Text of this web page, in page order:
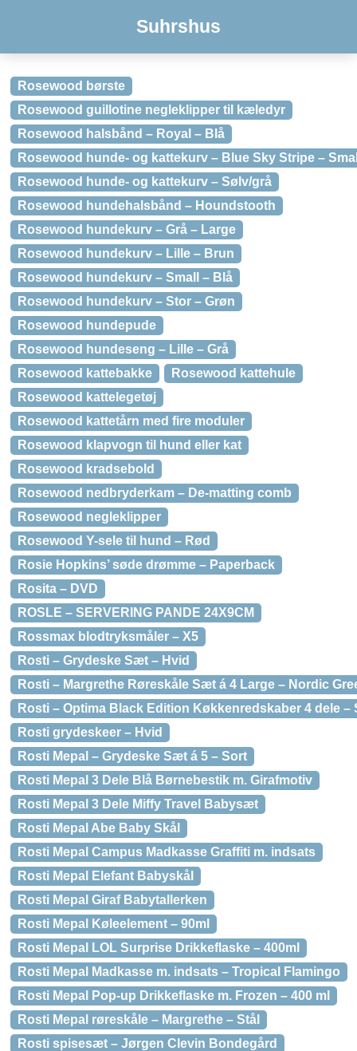
Suhrshus
Rosewood børste
Rosewood guillotine negleklipper til kæledyr
Rosewood halsbånd – Royal – Blå
Rosewood hunde- og kattekurv – Blue Sky Stripe –
Rosewood hunde- og kattekurv – Sølv/grå
Rosewood hundehalsbånd – Houndstooth
Rosewood hundekurv – Grå – Large
Rosewood hundekurv – Lille – Brun
Rosewood hundekurv – Small – Blå
Rosewood hundekurv – Stor – Grøn
Rosewood hundepude
Rosewood hundeseng – Lille – Grå
Rosewood kattebakke
Rosewood kattehule
Rosewood kattelegetøj
Rosewood kattetårn med fire moduler
Rosewood klapvogn til hund eller kat
Rosewood kradsebold
Rosewood nedbryderkam – De-matting comb
Rosewood negleklipper
Rosewood Y-sele til hund – Rød
Rosie Hopkins’ søde drømme – Paperback
Rosita – DVD
ROSLE – SERVERING PANDE 24X9CM
Rossmax blodtryksmåler – X5
Rosti – Grydeske Sæt – Hvid
Rosti – Margrethe Røreskåle Sæt á 4 Large – Nordic
Rosti – Optima Black Edition Køkkenredskaber 4 dele –
Rosti grydeskeer – Hvid
Rosti Mepal – Grydeske Sæt á 5 – Sort
Rosti Mepal 3 Dele Blå Børnebestik m. Girafmotiv
Rosti Mepal 3 Dele Miffy Travel Babysæt
Rosti Mepal Abe Baby Skål
Rosti Mepal Campus Madkasse Graffiti m. indsats
Rosti Mepal Elefant Babyskål
Rosti Mepal Giraf Babytallerken
Rosti Mepal Køleelement – 90ml
Rosti Mepal LOL Surprise Drikkeflaske – 400ml
Rosti Mepal Madkasse m. indsats – Tropical Flamingo
Rosti Mepal Pop-up Drikkeflaske m. Frozen – 400 ml
Rosti Mepal røreskåle – Margrethe – Stål
Rosti spisesæt – Jørgen Clevin Bondegård